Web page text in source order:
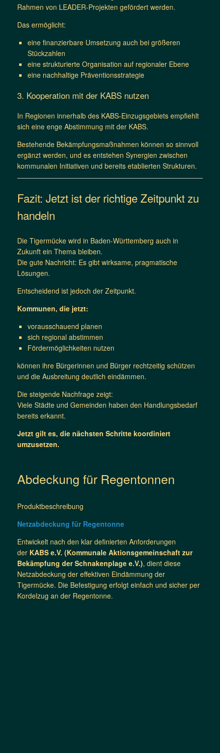
Rahmen von LEADER-Projekten gefördert werden.
Das ermöglicht:
eine finanzierbare Umsetzung auch bei größeren
Stückzahlen
eine strukturierte Organisation auf regionaler Ebene
eine nachhaltige Präventionsstrategie
3. Kooperation mit der KABS nutzen
In Regionen innerhalb des KABS-Einzugsgebiets empfiehlt
sich eine enge Abstimmung mit der KABS.
Bestehende Bekämpfungsmaßnahmen können so sinnvoll
ergänzt werden, und es entstehen Synergien zwischen
kommunalen Initiativen und bereits etablierten Strukturen.
Fazit: Jetzt ist der richtige Zeitpunkt zu
handeln
Die Tigermücke wird in Baden-Württemberg auch in
Zukunft ein Thema bleiben.
Die gute Nachricht: Es gibt wirksame, pragmatische
Lösungen.
Entscheidend ist jedoch der Zeitpunkt.
Kommunen, die jetzt:
vorausschauend planen
sich regional abstimmen
Fördermöglichkeiten nutzen
können ihre Bürgerinnen und Bürger rechtzeitig schützen
und die Ausbreitung deutlich eindämmen.
Die steigende Nachfrage zeigt:
Viele Städte und Gemeinden haben den Handlungsbedarf
bereits erkannt.
Jetzt gilt es, die nächsten Schritte koordiniert
umzusetzen.
Abdeckung für Regentonnen
Produktbeschreibung
Netzabdeckung für Regentonne
Entwickelt nach den klar definierten Anforderungen
der KABS e.V. (Kommunale Aktionsgemeinschaft zur
Bekämpfung der Schnakenplage e.V.), dient diese
Netzabdeckung der effektiven Eindämmung der
Tigermücke. Die Befestigung erfolgt einfach und sicher per
Kordelzug an der Regentonne.